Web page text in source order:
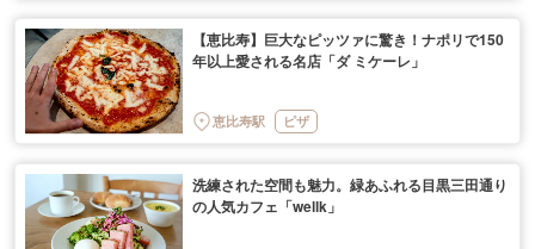
【恵比寿】巨大なピッツァに驚き！ナポリで150
年以上愛される名店「ダ ミケーレ」
恵比寿駅 ピザ
洗練された空間も魅力。緑あふれる目黒三田通り
の人気カフェ「wellk」